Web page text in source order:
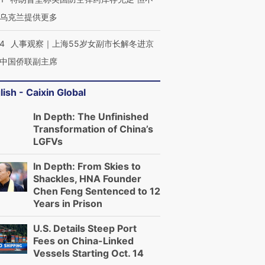
克兰提供更多
人事观察｜上海55岁女副市长解冬进京
国侨联副主席
- Caixin Global
In Depth: The Unfinished
Transformation of China’s
LGFVs
In Depth: From Skies to
Shackles, HNA Founder
Chen Feng Sentenced to 12
Years in Prison
U.S. Details Steep Port
Fees on China-Linked
Vessels Starting Oct. 14